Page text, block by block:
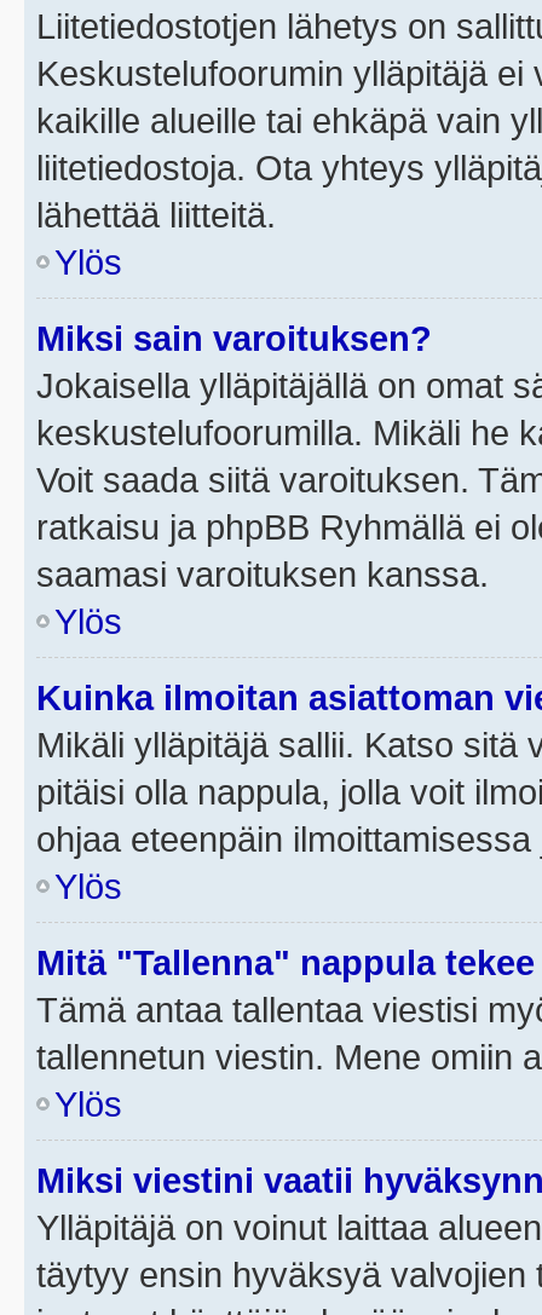
Liitetiedostotjen lähetys on
Keskustelufoorumin ylläpitäjä
kaikille alueille tai ehkäpä vain
liitetiedostoja. Ota yhteys
lähettää liitteitä.
Ylös
Miksi sain varoituksen?
Jokaisella ylläpitäjällä on omat
keskustelufoorumilla. Mikäli he
Voit saada siitä varoituksen.
ratkaisu ja phpBB Ryhmällä ei
saamasi varoituksen kanssa.
Ylös
Kuinka ilmoitan asiattoman
Mikäli ylläpitäjä sallii. Katso sitä
pitäisi olla nappula, jolla voit
ohjaa eteenpäin
Ylös
Mitä "Tallenna" nappula
Tämä antaa tallentaa viestisi
tallennetun viestin. Mene omiin
Ylös
Miksi viestini vaatii
Ylläpitäjä on voinut laittaa
täytyy ensin hyväksyä